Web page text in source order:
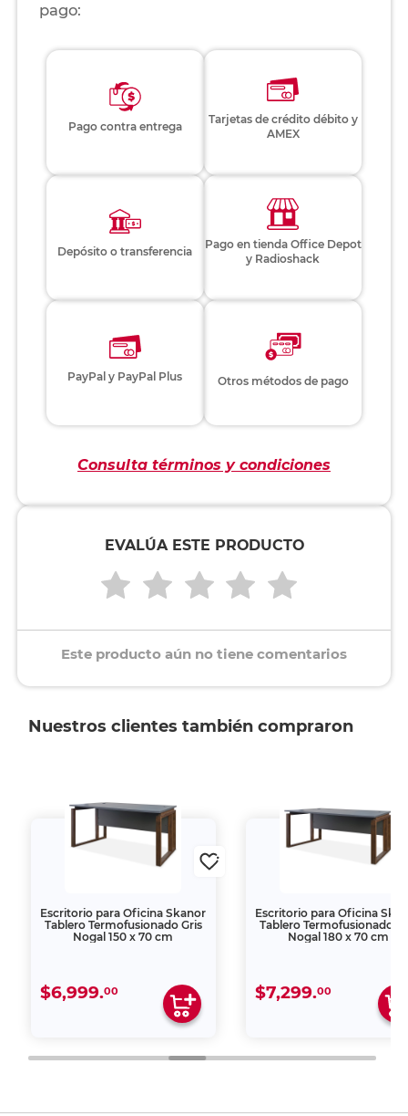
pago:
Pago contra entrega
Tarjetas de crédito débito y
AMEX
Depósito o transferencia
Pago en tienda Office Depot
y Radioshack
PayPal y PayPal Plus Otros métodos de pago
Consulta términos y condiciones
EVALÚA ESTE PRODUCTO
Este producto aún no tiene comentarios
Nuestros clientes también compraron
Escritorio para Oficina Skanor
Tablero Termofusionado Gris
Nogal 150 x 70 cm
$6,999.00
Escritorio para Oficina
Tablero Termofusionado
Nogal 180 x 70 cm
$7,299.00